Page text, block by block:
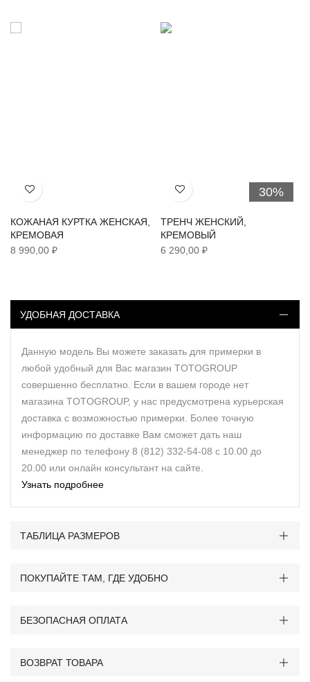
Хочу!
КОЖАНАЯ КУРТКА ЖЕНСКАЯ,
КРЕМОВАЯ
8 990,00 ₽
30%
Хочу!
ТРЕНЧ ЖЕНСКИЙ,
КРЕМОВЫЙ
6 290,00 ₽
УДОБНАЯ ДОСТАВКА
Данную модель Вы можете заказать для примерки в
любой удобный для Вас магазин TOTOGROUP
совершенно бесплатно. Если в вашем городе нет
магазина TOTOGROUP, у нас предусмотрена курьерская
доставка с возможностью примерки. Более точную
информацию по доставке Вам сможет дать наш
менеджер по телефону 8 (812) 332-54-08 с 10.00 до
20.00 или онлайн консультант на сайте.
Узнать подробнее
ТАБЛИЦА РАЗМЕРОВ
ПОКУПАЙТЕ ТАМ, ГДЕ УДОБНО
БЕЗОПАСНАЯ ОПЛАТА
ВОЗВРАТ ТОВАРА